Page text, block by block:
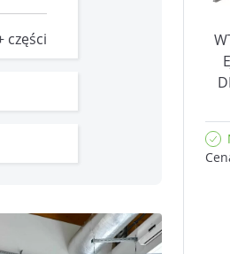
części